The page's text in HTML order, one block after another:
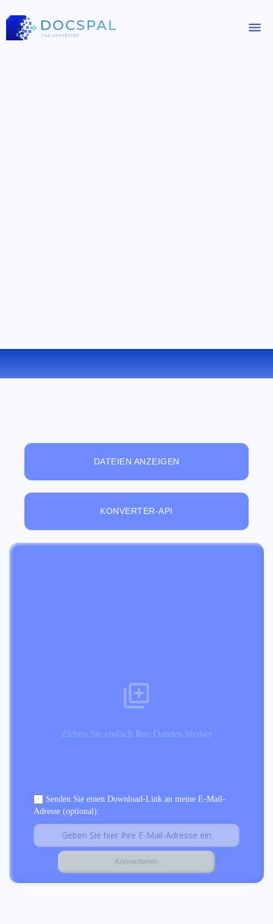
KONVERTIEREN SIE BMP ZU JP2 ONLINE
DATEIEN ANZEIGEN
KONVERTER-API
Ziehen Sie einfach Ihre Dateien hierher
Senden Sie einen Download-Link an meine E-Mail-
Adresse (optional):